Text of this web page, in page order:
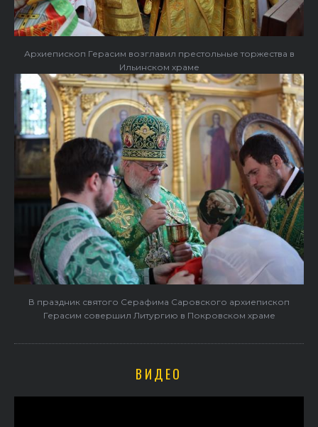
Архиепископ Герасим возглавил престольные торжества в
Ильинском храме
В праздник святого Серафима Саровского архиепископ
Герасим совершил Литургию в Покровском храме
ВИДЕО